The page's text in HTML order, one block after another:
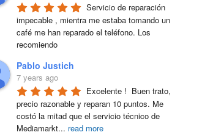
Servicio de reparación
impecable , mientra me estaba tomando un
café me han reparado el teléfono. Los
recomiendo
Pablo Justich
7 years ago
Excelente !  Buen trato,
precio razonable y reparan 10 puntos. Me
costó la mitad que el servicio técnico de
Mediamarkt... read more